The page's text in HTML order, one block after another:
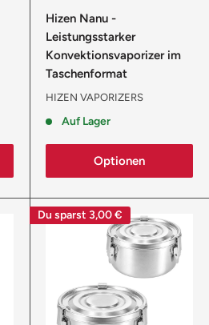
Hizen Nanu -
Leistungsstarker
Konvektionsvaporizer im
Taschenformat
HIZEN VAPORIZERS
Auf Lager
Optionen
Du sparst 3,00 €